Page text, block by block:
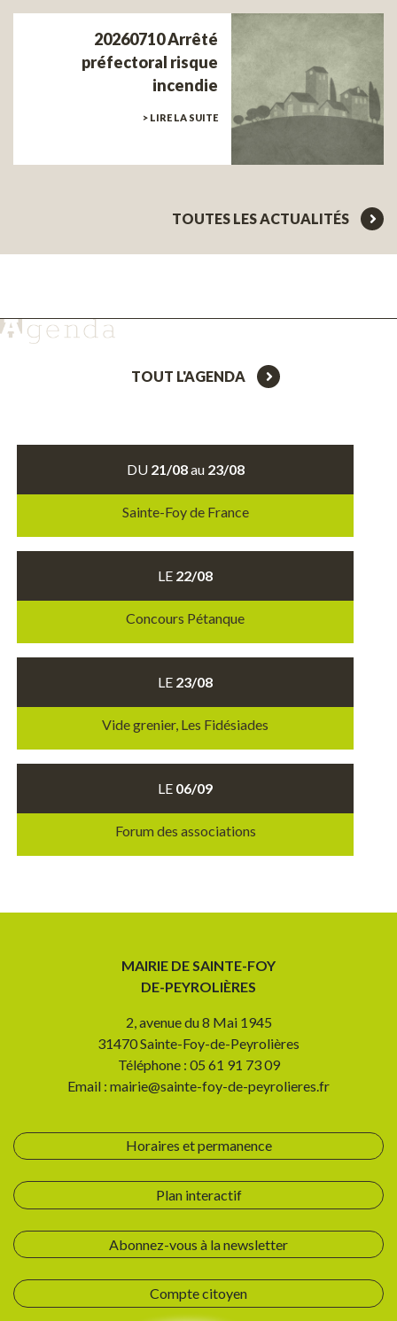
20260710 Arrêté
préfectoral risque
incendie
> LIRE LA SUITE
TOUTES LES ACTUALITÉS
TOUT L'AGENDA
DU 21/08au 23/08
Sainte-Foy de France
LE 22/08
Concours Pétanque
LE 23/08
Vide grenier, Les Fidésiades
LE 06/09
Forum des associations
MAIRIE DE SAINTE-FOY
DE-PEYROLIÈRES
2, avenue du 8 Mai 1945
31470 Sainte-Foy-de-Peyrolières
Téléphone : 05 61 91 73 09
Email : mairie@sainte-foy-de-peyrolieres.fr
Horaires et permanence
Plan interactif
Abonnez-vous à la newsletter
Compte citoyen